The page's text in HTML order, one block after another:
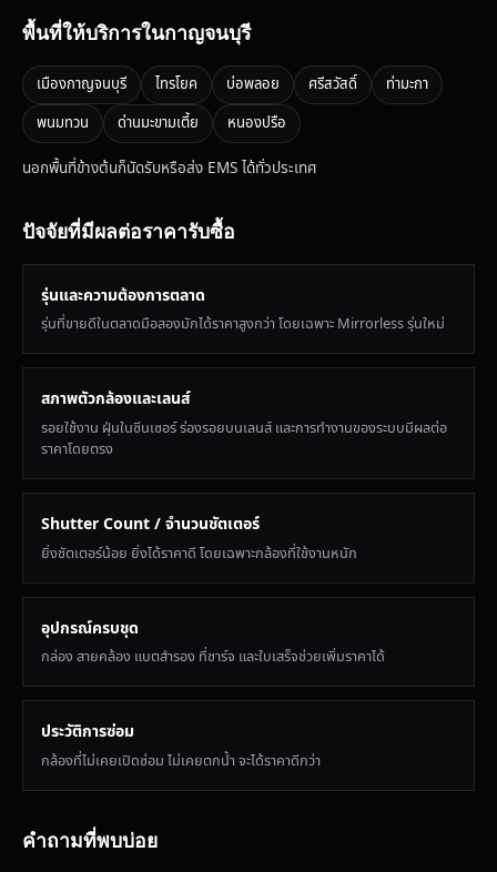
พื้นที่ให้บริการในกาญจนบุรี
เมืองกาญจนบุรี ไทรโยค บ่อพลอย ศรีสวัสดิ์
ท่ามะกา
พนมทวน
ด่านมะขามเตี้ย หนองปรือ
นอกพื้นที่ข้างต้นก็นัดรับหรือส่ง EMS ได้ทั่วประเทศ
ปัจจัยที่มีผลต่อราคารับซื้อ
รุ่นและความต้องการตลาด
รุ่นที่ขายดีในตลาดมือสองมักได้ราคาสูงกว่า โดยเฉพาะ Mirrorless รุ่นใหม่
สภาพตัวกล้องและเลนส์
รอยใช้งาน ฝุ่นในซีนเซอร์ ร่องรอยบนเลนส์ และการทำงานของระบบมีผลต่อ
ราคาโดยตรง
Shutter Count / จำนวนชัตเตอร์
ยิ่งชัตเตอร์น้อย ยิ่งได้ราคาดี โดยเฉพาะกล้องที่ใช้งานหนัก
อุปกรณ์ครบชุด
กล่อง สายคล้อง แบตสำรอง ที่ชาร์จ และใบเสร็จช่วยเพิ่มราคาได้
ประวัติการซ่อม
กล้องที่ไม่เคยเปิดซ่อม ไม่เคยตกน้ำ จะได้ราคาดีกว่า
คำถามที่พบบ่อย